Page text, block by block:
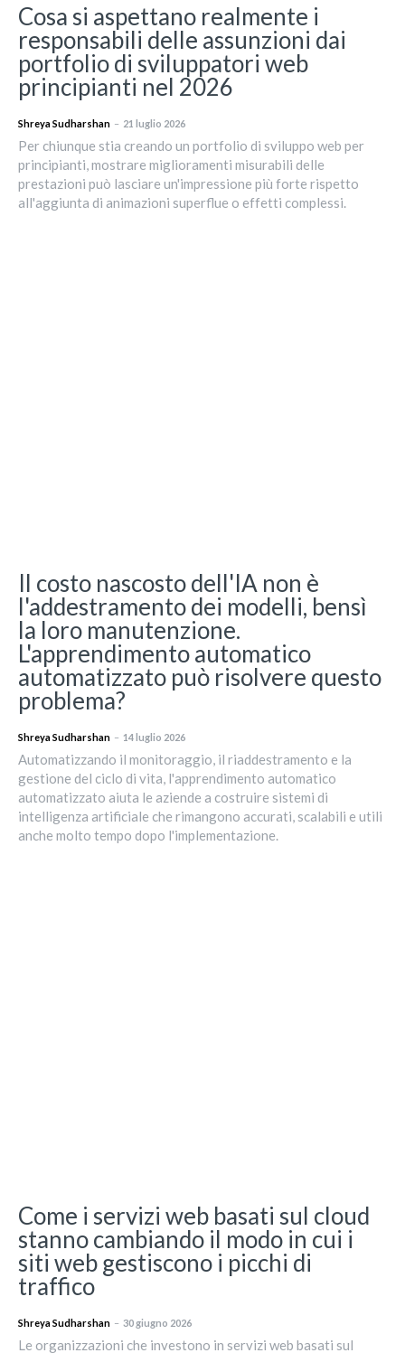
Cosa si aspettano realmente i
responsabili delle assunzioni dai
portfolio di sviluppatori web
principianti nel 2026
Shreya Sudharshan – 21 luglio 2026
Per chiunque stia creando un portfolio di sviluppo web per
principianti, mostrare miglioramenti misurabili delle
prestazioni può lasciare un'impressione più forte rispetto
all'aggiunta di animazioni superflue o effetti complessi.
Il costo nascosto dell'IA non è
l'addestramento dei modelli, bensì
la loro manutenzione.
L'apprendimento automatico
automatizzato può risolvere questo
problema?
Shreya Sudharshan – 14 luglio 2026
Automatizzando il monitoraggio, il riaddestramento e la
gestione del ciclo di vita, l'apprendimento automatico
automatizzato aiuta le aziende a costruire sistemi di
intelligenza artificiale che rimangono accurati, scalabili e utili
anche molto tempo dopo l'implementazione.
Come i servizi web basati sul cloud
stanno cambiando il modo in cui i
siti web gestiscono i picchi di
traffico
Shreya Sudharshan – 30 giugno 2026
Le organizzazioni che investono in servizi web basati sul